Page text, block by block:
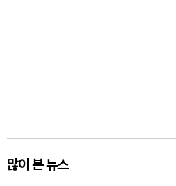
많이 본 뉴스